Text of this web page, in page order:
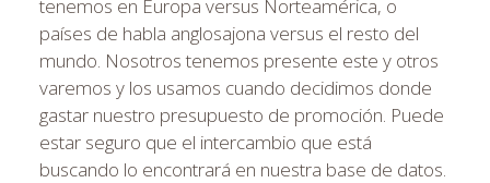
tenemos en Europa versus Norteamérica, o
países de habla anglosajona versus el resto del
mundo. Nosotros tenemos presente este y otros
varemos y los usamos cuando decidimos donde
gastar nuestro presupuesto de promoción. Puede
estar seguro que el intercambio que está
buscando lo encontrará en nuestra base de datos.